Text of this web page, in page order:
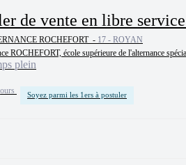
de vente en libre
ROCHEFORT - 17 - ROYAN
ROCHEFORT, école supérieure de l'alternance
plein
Soyez parmi les 1ers à postuler